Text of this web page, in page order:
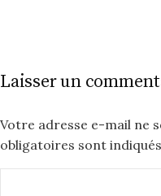
Laisser un
Votre adresse e-mail ne
obligatoires sont